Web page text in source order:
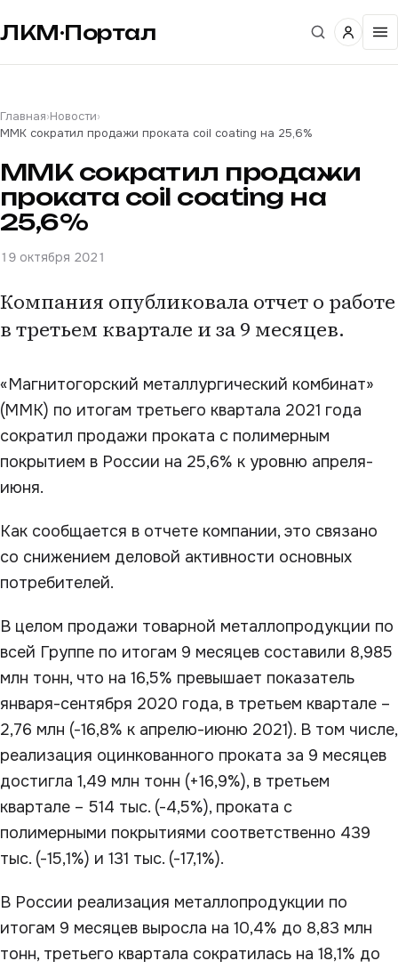
ЛКМ·Портал
Главная›Новости›
ММК сократил продажи проката coil coating на 25,6%
ММК сократил продажи
проката coil coating на
25,6%
19 октября 2021
Компания опубликовала отчет о работе
в третьем квартале и за 9 месяцев.
«Магнитогорский металлургический комбинат»
(ММК) по итогам третьего квартала 2021 года
сократил продажи проката с полимерным
покрытием в России на 25,6% к уровню апреля-
июня.
Как сообщается в отчете компании, это связано
со снижением деловой активности основных
потребителей.
В целом продажи товарной металлопродукции по
всей Группе по итогам 9 месяцев составили 8,985
млн тонн, что на 16,5% превышает показатель
января-сентября 2020 года, в третьем квартале –
2,76 млн (-16,8% к апрелю-июню 2021). В том числе,
реализация оцинкованного проката за 9 месяцев
достигла 1,49 млн тонн (+16,9%), в третьем
квартале – 514 тыс. (-4,5%), проката с
полимерными покрытиями соответственно 439
тыс. (-15,1%) и 131 тыс. (-17,1%).
В России реализация металлопродукции по
итогам 9 месяцев выросла на 10,4% до 8,83 млн
тонн, третьего квартала сократилась на 18,1% до